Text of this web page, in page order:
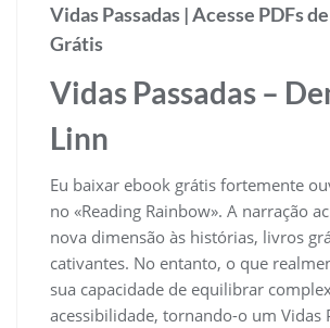
Vidas Passadas | Acesse PDFs
Grátis
Vidas Passadas –
Linn
Eu baixar ebook grátis fortemente
no «Reading Rainbow». A narração
nova dimensão às histórias, livros
cativantes. No entanto, o que
sua capacidade de equilibrar
acessibilidade, tornando-o um Vidas